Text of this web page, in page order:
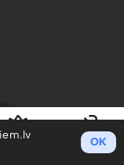
IeietOK